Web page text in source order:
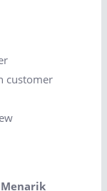
customer